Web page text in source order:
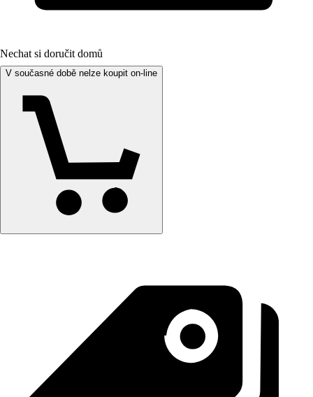
Nechat si doručit domů
V současné době nelze koupit on-line